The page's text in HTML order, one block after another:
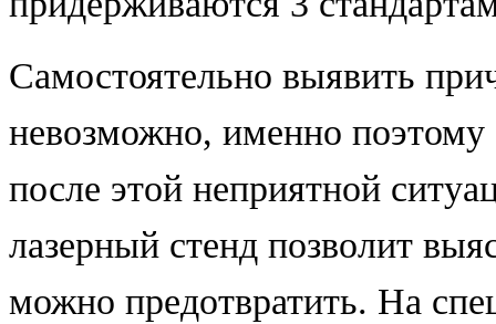
Самостоятельно выявить
невозможно, именно
после этой неприятной
лазерный стенд позволит
можно предотвратить. На